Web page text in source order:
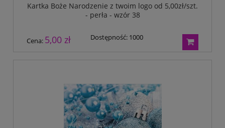
Kartka Boże Narodzenie z twoim logo od 5,00zł/szt.
- perła - wzór 38
Cena: 5,00 zł Dostępność: 1000